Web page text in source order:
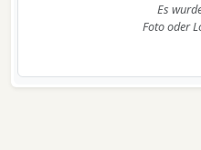
Es
Foto oder